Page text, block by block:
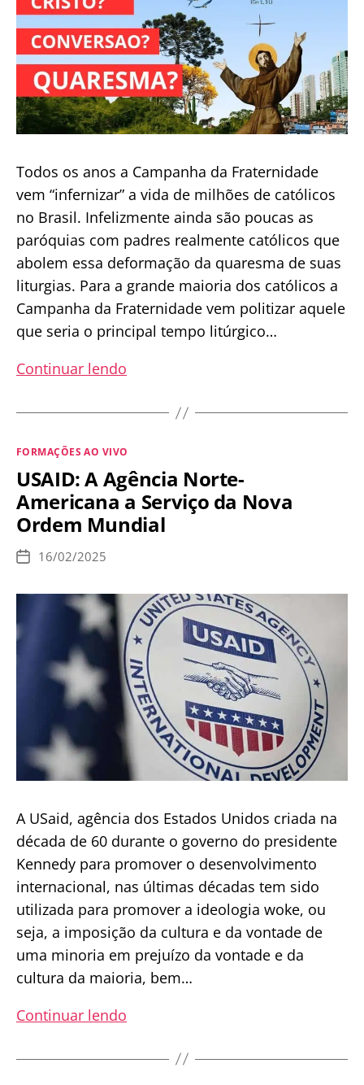
Todos os anos a Campanha da Fraternidade
vem “infernizar” a vida de milhões de católicos
no Brasil. Infelizmente ainda são poucas as
paróquias com padres realmente católicos que
abolem essa deformação da quaresma de suas
liturgias. Para a grande maioria dos católicos a
Campanha da Fraternidade vem politizar aquele
que seria o principal tempo litúrgico…
Continuar lendo
Fraternidade:
Ecológica
ou
Conversão
para
Categorias
FORMAÇÕES AO VIVO
USAID: A Agência Norte-
Americana a Serviço da Nova
Ordem Mundial
Data
publicação
16/02/2025
A USaid, agência dos Estados Unidos criada na
década de 60 durante o governo do presidente
Kennedy para promover o desenvolvimento
internacional, nas últimas décadas tem sido
utilizada para promover a ideologia woke, ou
seja, a imposição da cultura e da vontade de
uma minoria em prejuízo da vontade e da
cultura da maioria, bem…
Continuar lendo
Agência